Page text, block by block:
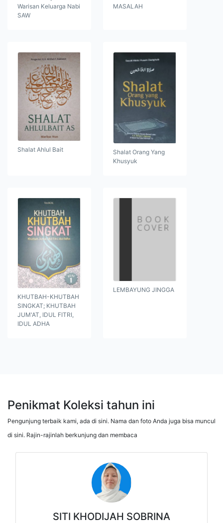
Warisan Keluarga Nabi
SAW
MASALAH
Shalat Ahlul Bait
Shalat Orang Yang
Khusyuk
KHUTBAH-KHUTBAH
SINGKAT; KHUTBAH
JUM'AT, IDUL FITRI,
IDUL ADHA
LEMBAYUNG JINGGA
Penikmat Koleksi tahun ini
Pengunjung terbaik kami, ada di sini. Nama dan foto Anda juga bisa muncul
di sini. Rajin-rajinlah berkunjung dan membaca
SITI KHODIJAH SOBRINA